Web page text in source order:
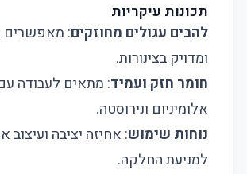
תכונות עיקריות
להבים עגולים מחוזקים: מאפשרים
ומדויק בצינורות.
חומר חזק ועמיד: מתאים לעבודה
אלומיניום ונירוסטה.
נוחות שימוש: אחיזה יציבה ועיצוב
למניעת החלקה.